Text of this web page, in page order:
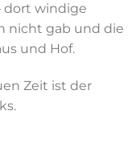
dort windige
nicht gab und die
und Hof.
Zeit ist der